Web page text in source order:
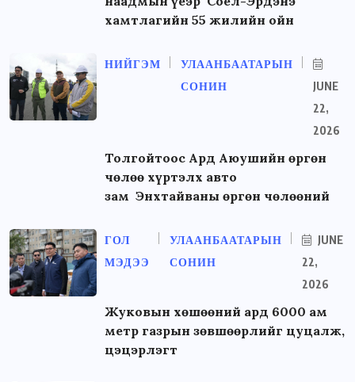
хамтлагийн 55 жилийн ойн
НИЙГЭМ
УЛААНБААТАРЫН
СОНИН
JUNE
22,
2026
Толгойтоос Ард Аюушийн өргөн
чөлөө хүртэлх авто
зам Энхтайваны өргөн чөлөөний
ГОЛ
МЭДЭЭ
УЛААНБААТАРЫН
СОНИН
JUNE
22,
2026
Жуковын хөшөөний ард 6000 ам
метр газрын зөвшөөрлийг цуцалж,
цэцэрлэгт